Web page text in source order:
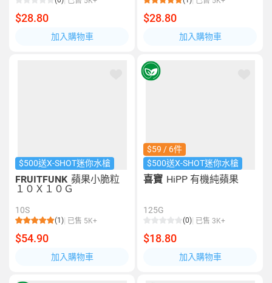
$28.80
加入購物車
$28.80
加入購物車
$500送X-SHOT迷你水槍
FRUITFUNK 蘋果小脆粒
１０Ｘ１０Ｇ
10S
(1) 已售 5K+
$54.90
加入購物車
$59 / 6件
$500送X-SHOT迷你水槍
喜寶 HiPP 有機純蘋果
125G
(0) 已售 3K+
$18.80
加入購物車